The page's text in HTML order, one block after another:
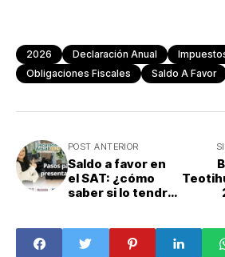
2026 Declaración Anual
Obligaciones Fiscales
Saldo A Favor
POST ANTERIOR
Saldo a favor en
el SAT: ¿cómo
saber si lo tendré